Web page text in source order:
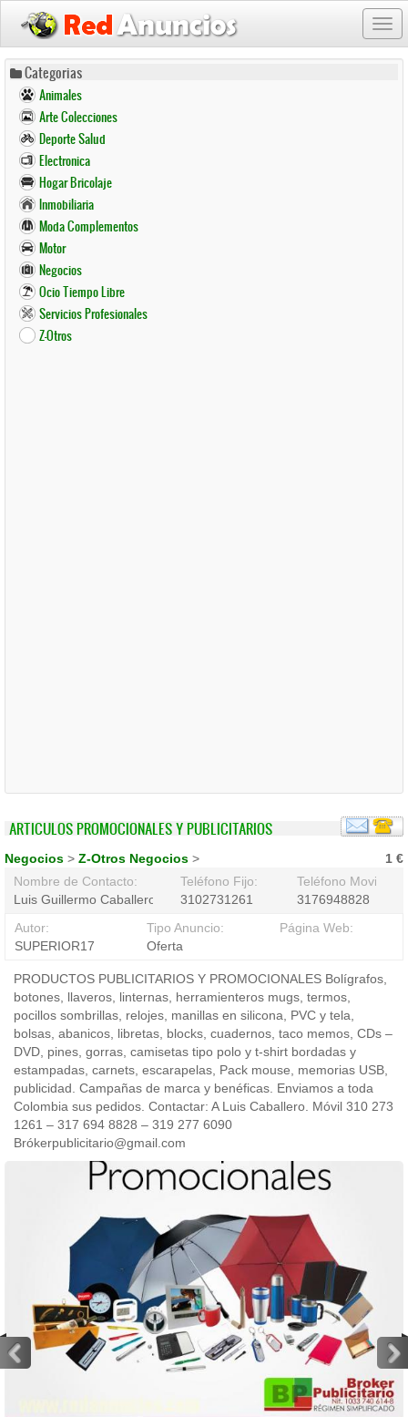
Pasar
contenido
principal
Categorias
Animales
Arte Colecciones
Deporte Salud
Electronica
Hogar Bricolaje
Inmobiliaria
Moda Complementos
Motor
Negocios
Ocio Tiempo Libre
Servicios Profesionales
Z-Otros
ARTICULOS PROMOCIONALES Y PUBLICITARIOS
1 €
Negocios > Z-Otros Negocios >
Nombre de Contacto:
Luis Guillermo Caballero
Teléfono Fijo:
3102731261
Teléfono Movil:
3176948828
Autor:
SUPERIOR17
Tipo Anuncio:
Oferta
Página Web:
PRODUCTOS PUBLICITARIOS Y PROMOCIONALES Bolígrafos,
botones, llaveros, linternas, herramienteros mugs, termos,
pocillos sombrillas, relojes, manillas en silicona, PVC y tela,
bolsas, abanicos, libretas, blocks, cuadernos, taco memos, CDs –
DVD, pines, gorras, camisetas tipo polo y t-shirt bordadas y
estampadas, carnets, escarapelas, Pack mouse, memorias USB,
publicidad. Campañas de marca y benéficas. Enviamos a toda
Colombia sus pedidos. Contactar: A Luis Caballero. Móvil 310 273
1261 – 317 694 8828 – 319 277 6090
Brókerpublicitario@gmail.com
>